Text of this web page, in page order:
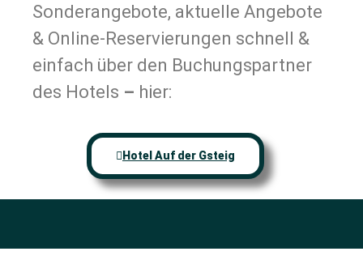
Sonderangebote, aktuelle Angebote
& Online-Reservierungen schnell &
einfach über den Buchungspartner
des Hotels – hier:
Hotel Auf der Gsteig